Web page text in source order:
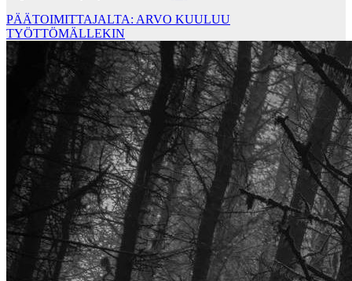
PÄÄTOIMITTAJALTA: ARVO KUULUU
TYÖTTÖMÄLLEKIN